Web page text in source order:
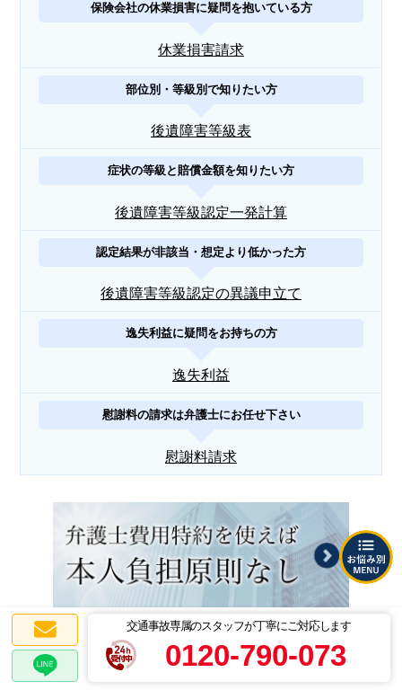
交通事故専属のスタッフが丁寧にご対応します
0120-790-073
保険会社の休業損害に疑問を抱いている方
休業損害請求
部位別・等級別で知りたい方
後遺障害等級表
症状の等級と賠償金額を知りたい方
後遺障害等級認定一発計算
認定結果が非該当・想定より低かった方
後遺障害等級認定の異議申立て
逸失利益に疑問をお持ちの方
逸失利益
慰謝料の請求は弁護士にお任せ下さい
慰謝料請求